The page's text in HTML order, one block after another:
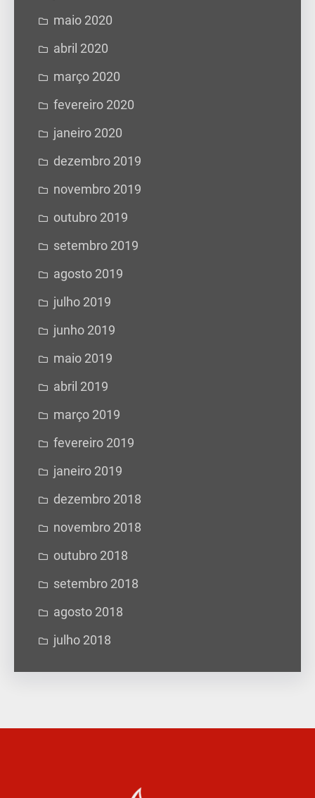
maio 2020
abril 2020
março 2020
fevereiro 2020
janeiro 2020
dezembro 2019
novembro 2019
outubro 2019
setembro 2019
agosto 2019
julho 2019
junho 2019
maio 2019
abril 2019
março 2019
fevereiro 2019
janeiro 2019
dezembro 2018
novembro 2018
outubro 2018
setembro 2018
agosto 2018
julho 2018